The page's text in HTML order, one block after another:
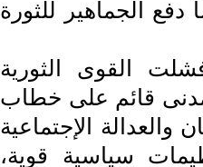
الجماهير للثورة
11 فبراير فشلت القوى الثورية
قائم على خطاب
والعدالة الإجتماعية
سياسية قوية،